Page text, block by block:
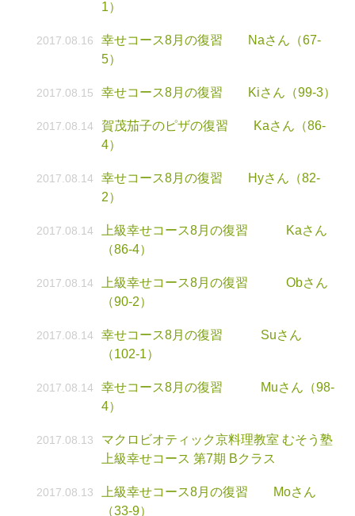
1）
2017.08.16
幸せコース8月の復習 Naさん（67-
5）
2017.08.15 幸せコース8月の復習 Kiさん（99-3）
2017.08.14
賀茂茄子のピザの復習 Kaさん（86-
4）
2017.08.14
幸せコース8月の復習 Hyさん（82-
2）
2017.08.14
上級幸せコース8月の復習 Kaさん
（86-4）
2017.08.14
上級幸せコース8月の復習 Obさん
（90-2）
2017.08.14
幸せコース8月の復習 Suさん
（102-1）
2017.08.14
幸せコース8月の復習 Muさん（98-
4）
2017.08.13
マクロビオティック京料理教室 むそう塾
上級幸せコース 第7期 Bクラス
2017.08.13
上級幸せコース8月の復習 Moさん
（33-9）